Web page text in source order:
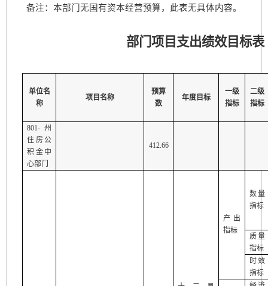
备注：本部门无国有资本经营预算，此表无具体内容。
部门项目支出绩效目标
单位名
称
项目名称
预算
数
年度目标
一级
指标
二级
指标
801-州
住房公
积金中
心部门
412.66
产出
指标
数量
指标
质量
指标
时效
指标